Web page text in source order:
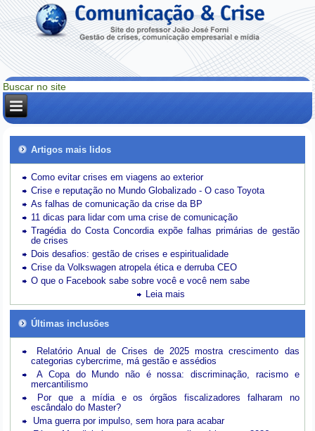
Artigos mais lidos
Como evitar crises em viagens ao exterior
Crise e reputação no Mundo Globalizado - O caso Toyota
As falhas de comunicação da crise da BP
11 dicas para lidar com uma crise de comunicação
Tragédia do Costa Concordia expõe falhas primárias de gestão
de crises
Dois desafios: gestão de crises e espiritualidade
Crise da Volkswagen atropela ética e derruba CEO
O que o Facebook sabe sobre você e você nem sabe
Leia mais
Últimas inclusões
Relatório Anual de Crises de 2025 mostra crescimento das
categorias cybercrime, má gestão e assédios
A Copa do Mundo não é nossa: discriminação, racismo e
mercantilismo
Por que a mídia e os órgãos fiscalizadores falharam no
escândalo do Master?
Uma guerra por impulso, sem hora para acabar